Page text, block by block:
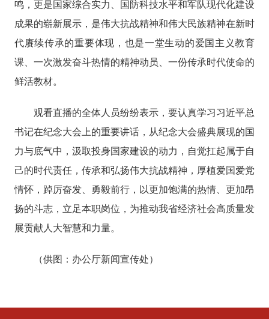
鸣，更是国家综合实力、国防科技水平和军队现代化建设
成果的崭新展示，是伟大抗战精神和伟大民族精神在新时
代赓续传承的重要体现，也是一堂生动的爱国主义教育
课、一次激发奋斗热情的精神动员、一份传承时代使命的
鲜活教材。
观看直播的全体人员纷纷表示，要认真学习习近平总
书记在纪念大会上的重要讲话，从纪念大会盛典展现的国
力与底气中，汲取投身国家建设的动力，自觉扛起属于自
己的时代责任，传承和弘扬伟大抗战精神，厚植爱国爱党
情怀，踔厉奋发、勇毅前行，以更加饱满的热情、更加昂
扬的斗志，立足本职岗位，为推动我省经济社会高质量发
展贡献人大智慧和力量。
（供图：办公厅新闻宣传处）